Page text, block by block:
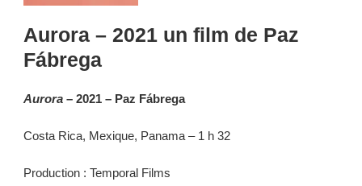
Aurora – 2021 un film de Paz
Fábrega
Aurora – 2021 – Paz Fábrega
Costa Rica, Mexique, Panama – 1 h 32
Production : Temporal Films